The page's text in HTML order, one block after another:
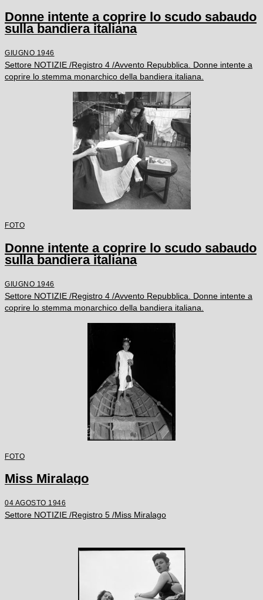
Donne intente a coprire lo scudo sabaudo
sulla bandiera italiana
GIUGNO 1946
Settore NOTIZIE /Registro 4 /Avvento Repubblica. Donne intente a
coprire lo stemma monarchico della bandiera italiana.
FOTO
Donne intente a coprire lo scudo sabaudo
sulla bandiera italiana
GIUGNO 1946
Settore NOTIZIE /Registro 4 /Avvento Repubblica. Donne intente a
coprire lo stemma monarchico della bandiera italiana.
FOTO
Miss Miralago
04 AGOSTO 1946
Settore NOTIZIE /Registro 5 /Miss Miralago